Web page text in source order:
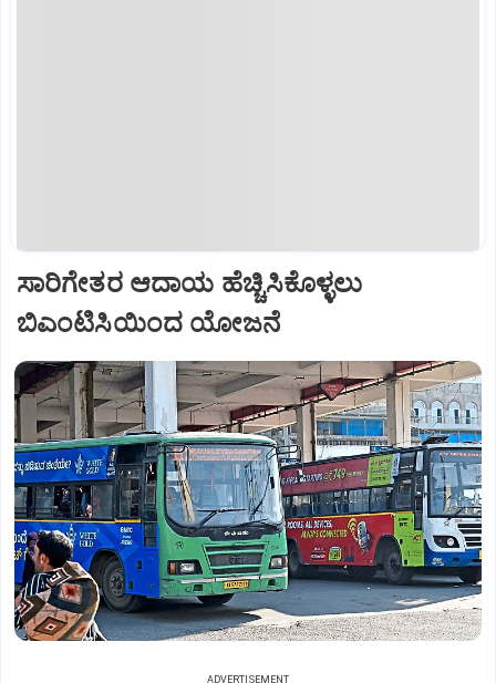
ಸಾರಿಗೇತರ ಆದಾಯ ಹೆಚ್ಚಿಸಿಕೊಳ್ಳಲು
ಬಿಎಂಟಿಸಿಯಿಂದ ಯೋಜನೆ
ADVERTISEMENT